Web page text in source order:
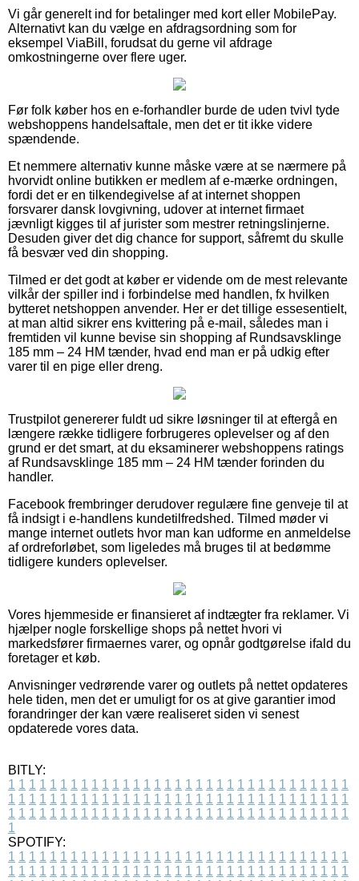
Vi går generelt ind for betalinger med kort eller MobilePay.
Alternativt kan du vælge en afdragsordning som for
eksempel ViaBill, forudsat du gerne vil afdrage
omkostningerne over flere uger.
Før folk køber hos en e-forhandler burde de uden tvivl tyde
webshoppens handelsaftale, men det er tit ikke videre
spændende.
Et nemmere alternativ kunne måske være at se nærmere på
hvorvidt online butikken er medlem af e-mærke ordningen,
fordi det er en tilkendegivelse af at internet shoppen
forsvarer dansk lovgivning, udover at internet firmaet
jævnligt kigges til af jurister som mestrer retningslinjerne.
Desuden giver det dig chance for support, såfremt du skulle
få besvær ved din shopping.
Tilmed er det godt at køber er vidende om de mest relevante
vilkår der spiller ind i forbindelse med handlen, fx hvilken
bytteret netshoppen anvender. Her er det tillige essesentielt,
at man altid sikrer ens kvittering på e-mail, således man i
fremtiden vil kunne bevise sin shopping af Rundsavsklinge
185 mm – 24 HM tænder, hvad end man er på udkig efter
varer til en pige eller dreng.
Trustpilot genererer fuldt ud sikre løsninger til at eftergå en
længere række tidligere forbrugeres oplevelser og af den
grund er det smart, at du eksaminerer webshoppens ratings
af Rundsavsklinge 185 mm – 24 HM tænder forinden du
handler.
Facebook frembringer derudover regulære fine genveje til at
få indsigt i e-handlens kundetilfredshed. Tilmed møder vi
mange internet outlets hvor man kan udforme en anmeldelse
af ordreforløbet, som ligeledes må bruges til at bedømme
tidligere kunders oplevelser.
Vores hjemmeside er finansieret af indtægter fra reklamer. Vi
hjælper nogle forskellige shops på nettet hvori vi
markedsfører firmaernes varer, og opnår godtgørelse ifald du
foretager et køb.
Anvisninger vedrørende varer og outlets på nettet opdateres
hele tiden, men det er umuligt for os at give garantier imod
forandringer der kan være realiseret siden vi senest
opdaterede vores data.
BITLY:
1 1 1 1 1 1 1 1 1 1 1 1 1 1 1 1 1 1 1 1 1 1 1 1 1 1 1 1 1 1 1 1 1
1 1 1 1 1 1 1 1 1 1 1 1 1 1 1 1 1 1 1 1 1 1 1 1 1 1 1 1 1 1 1 1 1
1 1 1 1 1 1 1 1 1 1 1 1 1 1 1 1 1 1 1 1 1 1 1 1 1 1 1 1 1 1 1 1 1
1
SPOTIFY:
1 1 1 1 1 1 1 1 1 1 1 1 1 1 1 1 1 1 1 1 1 1 1 1 1 1 1 1 1 1 1 1 1
1 1 1 1 1 1 1 1 1 1 1 1 1 1 1 1 1 1 1 1 1 1 1 1 1 1 1 1 1 1 1 1 1